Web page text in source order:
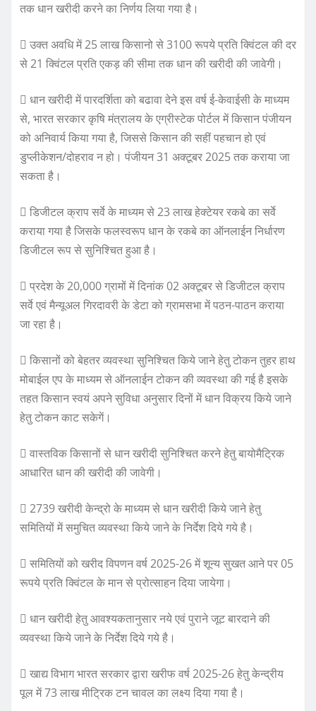
तक धान खरीदी करने का निर्णय लिया गया है।
 उक्त अवधि में 25 लाख किसानो से 3100 रूपये प्रति क्विंटल की दर
से 21 क्विंटल प्रति एकड़ की सीमा तक धान की खरीदी की जावेगी।
 धान खरीदी में पारदर्शिता को बढावा देने इस वर्ष ई-केवाईसी के माध्यम
से, भारत सरकार कृषि मंत्रालय के एग्रीस्टेक पोर्टल में किसान पंजीयन
को अनिवार्य किया गया है, जिससे किसान की सहीं पहचान हो एवं
डुप्लीकेशन/दोहराव न हो। पंजीयन 31 अक्टूबर 2025 तक कराया जा
सकता है।
 डिजीटल क्राप सर्वे के माध्यम से 23 लाख हेक्टेयर रकबे का सर्वे
कराया गया है जिसके फलस्वरूप धान के रकबे का ऑनलाईन निर्धारण
डिजीटल रूप से सुनिश्चित हुआ है।
 प्रदेश के 20,000 ग्रामों में दिनांक 02 अक्टूबर से डिजीटल क्राप
सर्वे एवं मैन्यूअल गिरदावरी के डेटा को ग्रामसभा में पठन-पाठन कराया
जा रहा है।
 किसानों को बेहतर व्यवस्था सुनिश्चित किये जाने हेतु टोकन तुहर हाथ
मोबाईल एप के माध्यम से ऑनलाईन टोकन की व्यवस्था की गई है इसके
तहत किसान स्वयं अपने सुविधा अनुसार दिनों में धान विक्रय किये जाने
हेतु टोकन काट सकेगें।
 वास्तविक किसानों से धान खरीदी सुनिश्चित करने हेतु बायोमैट्रिक
आधारित धान की खरीदी की जावेगी।
 2739 खरीदी केन्द्रो के माध्यम से धान खरीदी किये जाने हेतु
समितियों में समुचित व्यवस्था किये जाने के निर्देश दिये गये है।
 समितियों को खरीद विपणन वर्ष 2025-26 में शून्य सुखत आने पर 05
रूपये प्रति क्विंटल के मान से प्रोत्साहन दिया जायेगा।
 धान खरीदी हेतु आवश्यकतानुसार नये एवं पुराने जूट बारदाने की
व्यवस्था किये जाने के निर्देश दिये गये है।
 खाद्य विभाग भारत सरकार द्वारा खरीफ वर्ष 2025-26 हेतु केन्द्रीय
पूल में 73 लाख मीट्रिक टन चावल का लक्ष्य दिया गया है।